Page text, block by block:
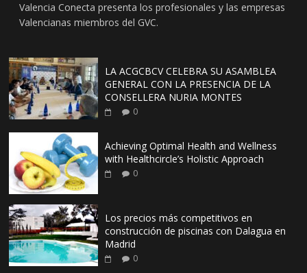
Valencia Conecta presenta los profesionales y las empresas
Valencianas miembros del GVC.
LA ACGCBCV CELEBRA SU ASAMBLEA
GENERAL CON LA PRESENCIA DE LA
CONSELLERA NURIA MONTES
0
Achieving Optimal Health and Wellness
with Healthcircle’s Holistic Approach
0
Los precios más competitivos en
construcción de piscinas con Dalagua en
Madrid
0